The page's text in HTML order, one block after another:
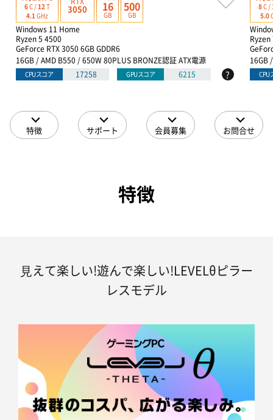
6C /12T
4.1 GHz
3050 16
GB
500
GB
Windows 11 Home
Ryzen 5 4500
GeForce RTX 3050 6GB GDDR6
16GB / AMD B550 / 650W 80PLUS BRONZE認証 ATX電源
CPUスコア 17258 GPUスコア 6215 ?
8C /
5.0
Ryzen
16GB
CPU
特徴 サポート 会員募集 お問合せ
特徴
⾒えて楽しい!遊んで楽しい!LEVELθピラー
レスモデル